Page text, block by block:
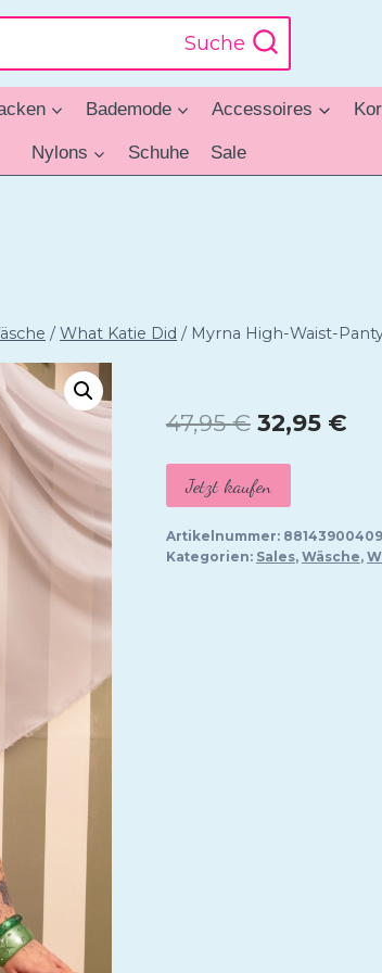
Suche
Bademode Accessoires
Nylons Schuhe Sale
/ What Katie Did / Myrna High-Waist-
47,95€
Preis
war:
47,95 €
32,95 €
Jetzt kaufen
Artikelnummer:
Kategorien: Sales, Wäsche,